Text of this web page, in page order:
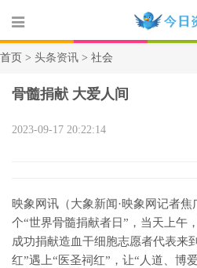
首页 > 头条资讯 > 社会
骨髓捐献 大爱人间
2023-09-17 20:22:14
映象网讯（大象新闻·映象网记者
个“世界骨髓捐献者日”，当天上午
成功捐献造血干细胞志愿者代表来
红”遇上“医圣祠红”，让“人道、博